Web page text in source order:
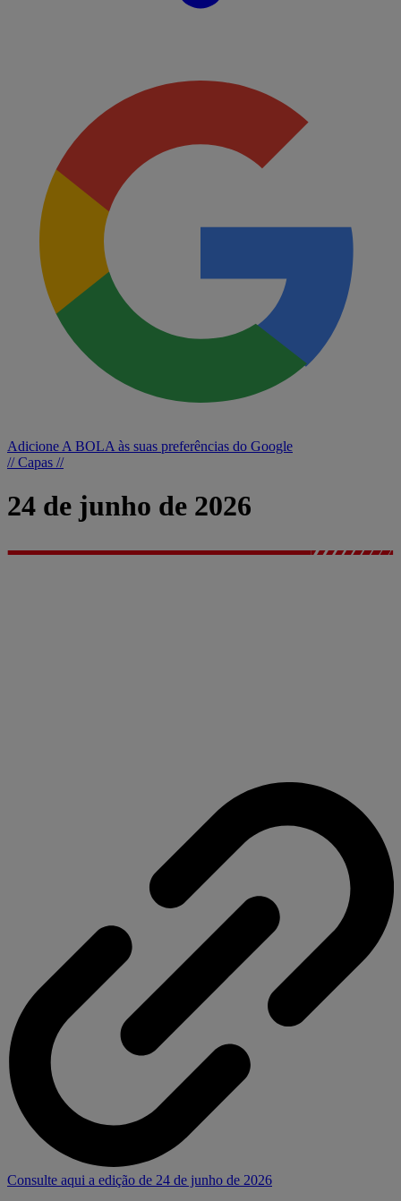
Adicione A BOLA às suas preferências do Google
// Capas //
24 de junho de 2026
Consulte aqui a edição de 24 de junho de 2026